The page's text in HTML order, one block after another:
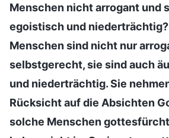
Menschen nicht arrogant und
egoistisch und
Menschen sind nicht nur
selbstgerecht, sie sind auch
und niederträchtig. Sie
Rücksicht auf die Absichten
solche Menschen